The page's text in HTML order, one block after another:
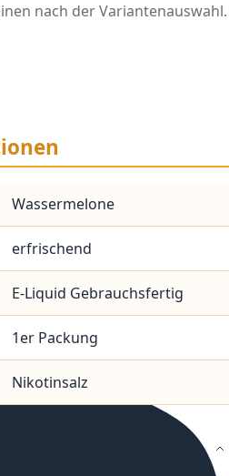
nach der Variantenauswahl.
Wassermelone
erfrischend
E-Liquid Gebrauchsfertig
1er Packung
Nikotinsalz